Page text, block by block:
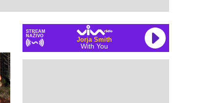
STREAM
NAŽIVO
Jorja Smith
With You